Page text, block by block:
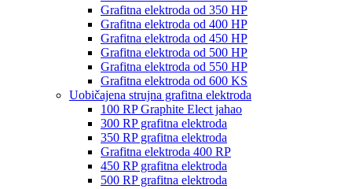
Grafitna elektroda od 350 HP
Grafitna elektroda od 400 HP
Grafitna elektroda od 450 HP
Grafitna elektroda od 500 HP
Grafitna elektroda od 550 HP
Grafitna elektroda od 600 KS
Uobičajena strujna grafitna elektroda
100 RP Graphite Elect jahao
300 RP grafitna elektroda
350 RP grafitna elektroda
Grafitna elektroda 400 RP
450 RP grafitna elektroda
500 RP grafitna elektroda